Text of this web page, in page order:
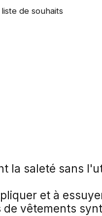
de souhaits
la saleté sans
et à
de vêtements